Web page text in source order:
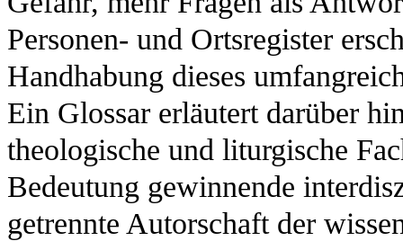
Personen- und Ortsregister
Handhabung dieses
Ein Glossar erläutert darüber
theologische und liturgische
Bedeutung gewinnende
getrennte Autorschaft der